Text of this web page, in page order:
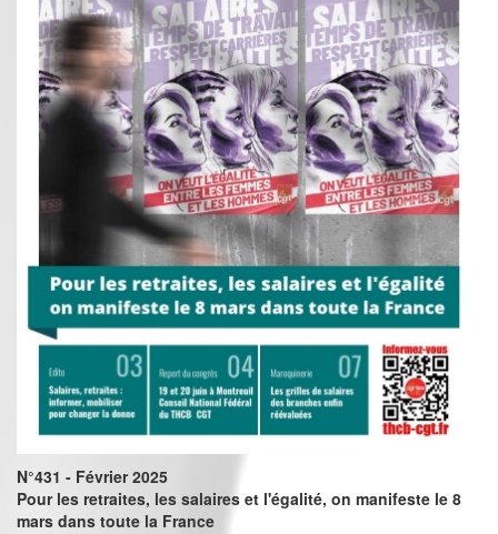
N°431 - Février 2025
Pour les retraites, les salaires et l'égalité, on manifeste le 8
mars dans toute la France